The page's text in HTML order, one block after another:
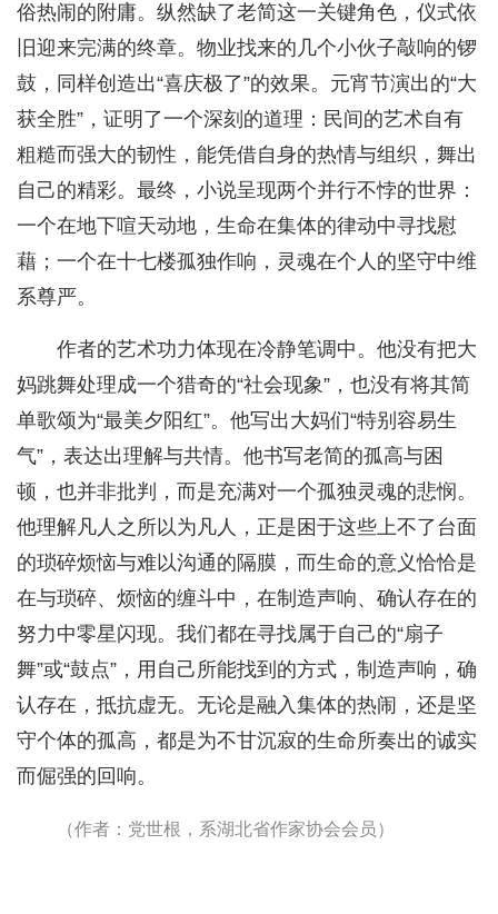
俗热闹的附庸。纵然缺了老简这一关键角色，仪式依
旧迎来完满的终章。物业找来的几个小伙子敲响的锣
鼓，同样创造出“喜庆极了”的效果。元宵节演出的“大
获全胜”，证明了一个深刻的道理：民间的艺术自有
粗糙而强大的韧性，能凭借自身的热情与组织，舞出
自己的精彩。最终，小说呈现两个并行不悖的世界：
一个在地下喧天动地，生命在集体的律动中寻找慰
藉；一个在十七楼孤独作响，灵魂在个人的坚守中维
系尊严。
作者的艺术功力体现在冷静笔调中。他没有把大
妈跳舞处理成一个猎奇的“社会现象”，也没有将其简
单歌颂为“最美夕阳红”。他写出大妈们“特别容易生
气”，表达出理解与共情。他书写老简的孤高与困
顿，也并非批判，而是充满对一个孤独灵魂的悲悯。
他理解凡人之所以为凡人，正是困于这些上不了台面
的琐碎烦恼与难以沟通的隔膜，而生命的意义恰恰是
在与琐碎、烦恼的缠斗中，在制造声响、确认存在的
努力中零星闪现。我们都在寻找属于自己的“扇子
舞”或“鼓点”，用自己所能找到的方式，制造声响，确
认存在，抵抗虚无。无论是融入集体的热闹，还是坚
守个体的孤高，都是为不甘沉寂的生命所奏出的诚实
而倔强的回响。
（作者：党世根，系湖北省作家协会会员）